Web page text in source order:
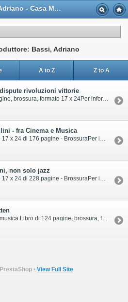
Bassi, Adriano - Casa Musicale Eco
Bassi, Adriano
A to Z Z to A
dispute rivoluzioni vittorie
Libro di 160 pagine, brossura, formato 17 x 24 Per informazioni sull’acquisto di questa pubblicazione contattare il servizio clienti Volonté & Co:ordini@volonte-co.comTel: 02/45473285 - Fax: 02/36596796
- fra Cinema e Musica
Libro in formato 17 x 24 di 176 pagine - BrossuraPer informazioni sull’acquisto di questa pubblicazione contattare il servizio clienti Volonté & Co:ordini@volonte-co.comTel: 02/45473285 - Fax: 02/36596796
non solo jazz
Libro in formato 17 x 24 di 228 pagine - Brossura Per informazioni sull’acquisto di questa pubblicazione contattare il servizio clienti Volonté & Co:ordini@volonte-co.comTel: 02/45473285 - Fax: 02/36596796
Il signore della musica Libro di 124 pagine, brossura, formato 17 x 24 Per informazioni sull’acquisto di questa pubblicazione contattare il servizio clienti Volonté & Co:ordini@volonte-co.comTel: 02/45473285 - Fax: 02/36596796
PrestaShop• View Full Site